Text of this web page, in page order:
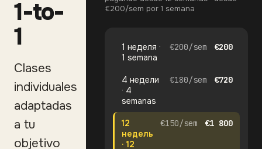
1-to-
1
Clases
individuales
adaptadas
a tu
objetivo
€200/sem por 1 semana
1 неделя ·
1 semana
€200/sem €200
4 недели
· 4
semanas
€180/sem €720
12
недель
· 12
€150/sem €1 800